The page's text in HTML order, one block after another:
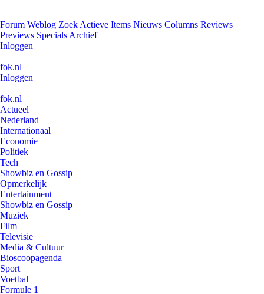
Forum Weblog Zoek Actieve Items Nieuws Columns Reviews
Previews Specials Archief
Inloggen
fok.nl
Inloggen
fok.nl
Actueel
Nederland
Internationaal
Economie
Politiek
Tech
Showbiz en Gossip
Opmerkelijk
Entertainment
Showbiz en Gossip
Muziek
Film
Televisie
Media & Cultuur
Bioscoopagenda
Sport
Voetbal
Formule 1